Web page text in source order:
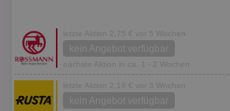
letzte Aktion 2,75 € vor 5 Wochen
kein Angebot verfügbar
nächste Aktion in ca. 1 - 2 Wochen
letzte Aktion 2,19 € vor 3 Wochen
kein Angebot verfügbar